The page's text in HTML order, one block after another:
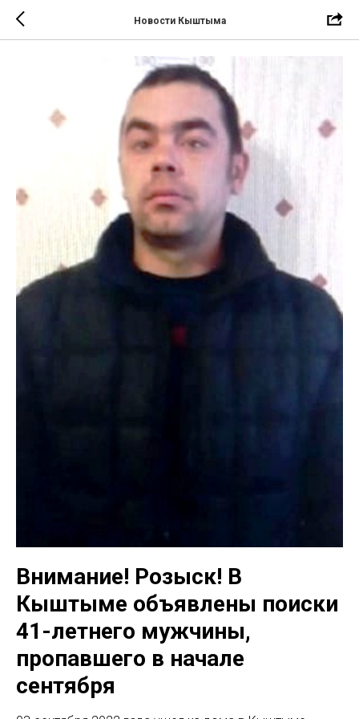
Новости Кыштыма
Внимание! Розыск! В
Кыштыме объявлены поиски
41-летнего мужчины,
пропавшего в начале
сентября